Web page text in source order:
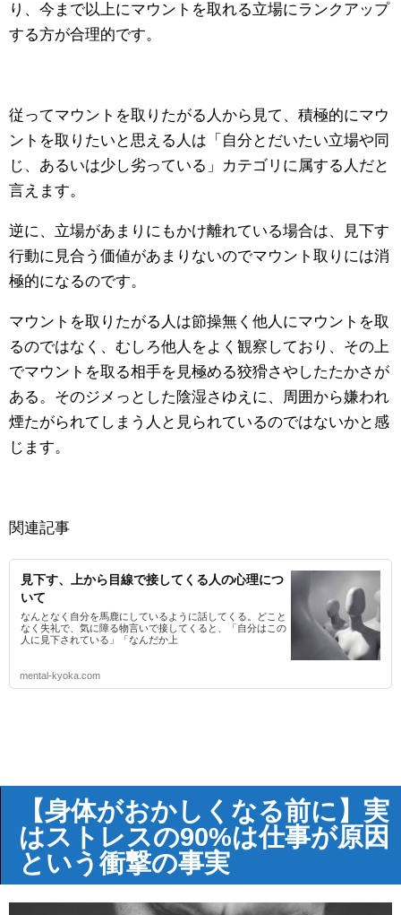
り、今まで以上にマウントを取れる立場にランクアップ
する方が合理的です。
従ってマウントを取りたがる人から見て、積極的にマウ
ントを取りたいと思える人は「自分とだいたい立場や同
じ、あるいは少し劣っている」カテゴリに属する人だと
言えます。
逆に、立場があまりにもかけ離れている場合は、見下す
行動に見合う価値があまりないのでマウント取りには消
極的になるのです。
マウントを取りたがる人は節操無く他人にマウントを取
るのではなく、むしろ他人をよく観察しており、その上
でマウントを取る相手を見極める狡猾さやしたたかさが
ある。そのジメっとした陰湿さゆえに、周囲から嫌われ
煙たがられてしまう人と見られているのではないかと感
じます。
関連記事
見下す、上から目線で接してくる人の心理につ
いて
なんとなく自分を馬鹿にしているように話してくる。どこと
なく失礼で、気に障る物言いで接してくると、「自分はこの
人に見下されている」「なんだか上
mental-kyoka.com
【身体がおかしくなる前に】実
はストレスの90%は仕事が原因
という衝撃の事実